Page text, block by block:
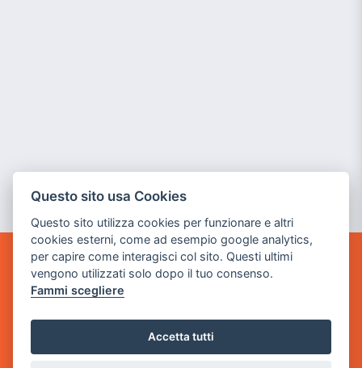
GAME WARP
BY POWER GAME SRL
Sede Legale
via Villaggio dei Platani, 3
- 25014 Castenedolo, Brescia
Questo sito usa Cookies
Questo sito utilizza cookies per funzionare e altri
cookies esterni, come ad esempio google analytics,
per capire come interagisci col sito. Questi ultimi
vengono utilizzati solo dopo il tuo consenso.
Fammi scegliere
Accetta tutti